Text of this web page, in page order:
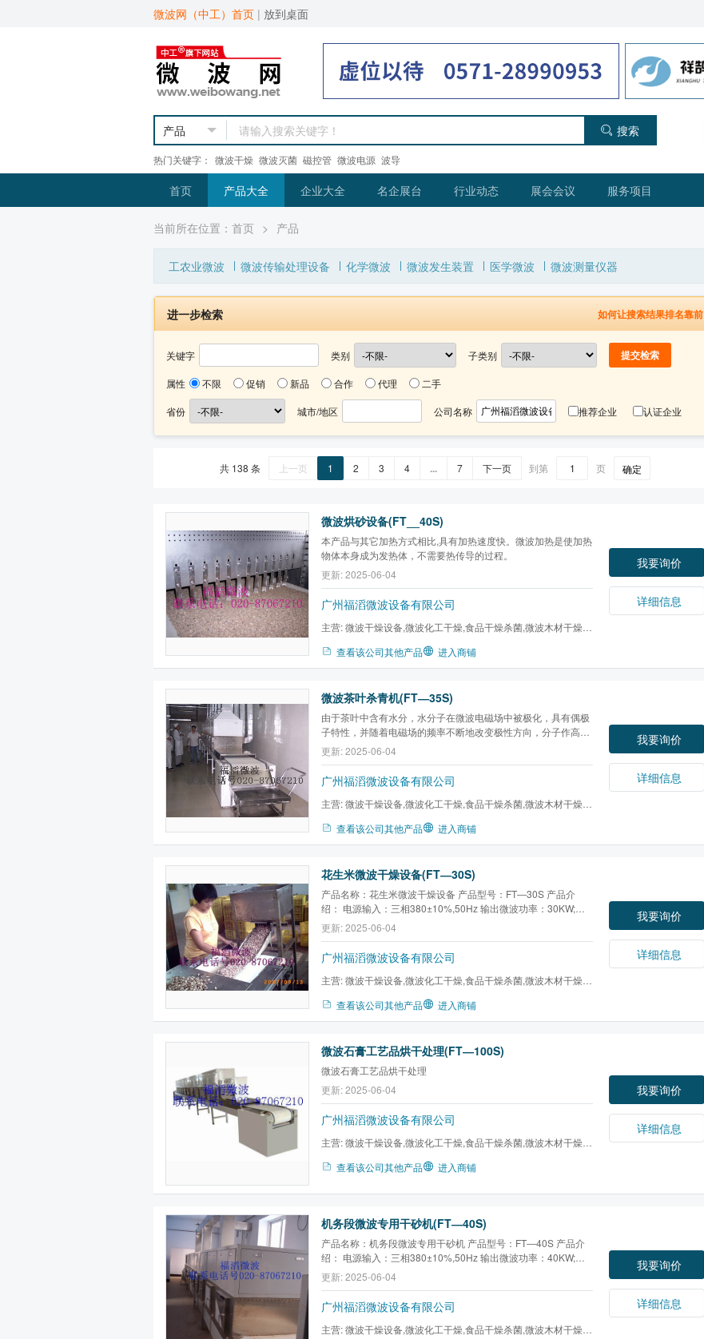
微波网（中工）首页 | 放到桌面
搜索
热门关键字： 微波干燥 微波灭菌 磁控管 微波电源 波导
首页 产品大全 企业大全 名企展台 行业动态 展会会议 服务项目
当前所在位置： 首页 > 产品
工农业微波 微波传输处理设备 化学微波 微波发生装置 医学微波 微波测量仪器
进一步检索 如何让搜索结果排名靠前
关键字 类别 子类别
属性 不限 促销 新品 合作 代理 二手
省份 城市/地区 公司名称 推荐企业 认证企业
共 138 条 上一页 1 2 3 4 ... 7 下一页 到第 页 确定
微波烘砂设备(FT__40S)
本产品与其它加热方式相比,具有加热速度快。微波加热是使加热
物体本身成为发热体，不需要热传导的过程。
更新: 2025-06-04
广州福滔微波设备有限公司
主营:微波干燥设备,微波化工干燥,食品干燥杀菌,微波木材干燥,
查看该公司其他产品 进入商铺
我要询价
详细信息
微波茶叶杀青机(FT―35S)
由于茶叶中含有水分，水分子在微波电磁场中被极化，具有偶极
子特性，并随着电磁场的频率不断地改变极性方向，分子作高速
振动，产生摩擦热，使茶叶从内部深层升温，并且各处温度一
致。利用微波加热的这一特性，能使茶叶快速升温，达到钝化酶
的临界点温度，加速茶叶结构水的迁移，非常适合于绿茶杀青...
更新: 2025-06-04
广州福滔微波设备有限公司
主营:微波干燥设备,微波化工干燥,食品干燥杀菌,微波木材干燥,
查看该公司其他产品 进入商铺
我要询价
详细信息
花生米微波干燥设备(FT―30S)
产品名称：花生米微波干燥设备 产品型号：FT―30S 产品介
绍： 电源输入：三相380±10%,50Hz 输出微波功率：30KW;功
率可调 频率：2450MHz±50MHz 外型尺寸：（长×宽×高）
13000×1080×1980mm 开口尺寸：800×60mm 传输速度：1～
5m/min（变频调速） 提水效率:每小时约30公斤
更新: 2025-06-04
广州福滔微波设备有限公司
主营:微波干燥设备,微波化工干燥,食品干燥杀菌,微波木材干燥,
查看该公司其他产品 进入商铺
我要询价
详细信息
微波石膏工艺品烘干处理(FT―100S)
微波石膏工艺品烘干处理
更新: 2025-06-04
广州福滔微波设备有限公司
主营:微波干燥设备,微波化工干燥,食品干燥杀菌,微波木材干燥,
查看该公司其他产品 进入商铺
我要询价
详细信息
机务段微波专用干砂机(FT―40S)
产品名称：机务段微波专用干砂机 产品型号：FT―40S 产品介
绍： 电源输入：三相380±10%,50Hz 输出微波功率：40KW;功
率可调 频率：2450MHz±50MHz 设备（长×宽×高）：
22940×1710×1980mm 开口尺寸：800×60mm 提水效率:每小时
约40公斤 传输速度：1～5m/min（变频调速） 红外控温装置、
PLC编程控制
更新: 2025-06-04
广州福滔微波设备有限公司
主营:微波干燥设备,微波化工干燥,食品干燥杀菌,微波木材干燥,
我要询价
详细信息